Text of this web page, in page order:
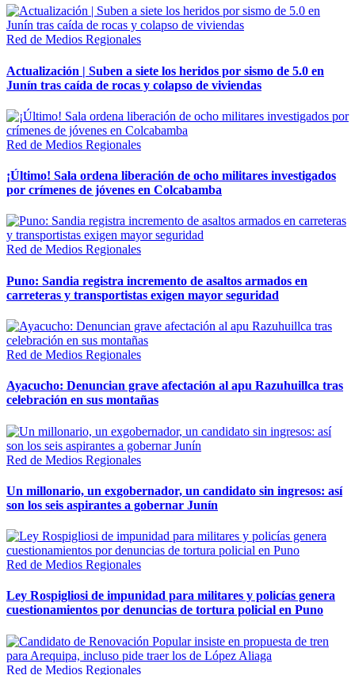
Red de Medios Regionales
Actualización | Suben a siete los heridos por sismo de 5.0 en
Junín tras caída de rocas y colapso de viviendas
Red de Medios Regionales
¡Último! Sala ordena liberación de ocho militares investigados
por crímenes de jóvenes en Colcabamba
Red de Medios Regionales
Puno: Sandia registra incremento de asaltos armados en
carreteras y transportistas exigen mayor seguridad
Red de Medios Regionales
Ayacucho: Denuncian grave afectación al apu Razuhuillca tras
celebración en sus montañas
Red de Medios Regionales
Un millonario, un exgobernador, un candidato sin ingresos: así
son los seis aspirantes a gobernar Junín
Red de Medios Regionales
Ley Rospigliosi de impunidad para militares y policías genera
cuestionamientos por denuncias de tortura policial en Puno
Red de Medios Regionales